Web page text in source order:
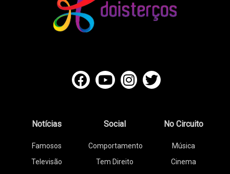
Notícias
Famosos
Televisão
Social
Comportamento
Tem Direito
No Circuito
Música
Cinema